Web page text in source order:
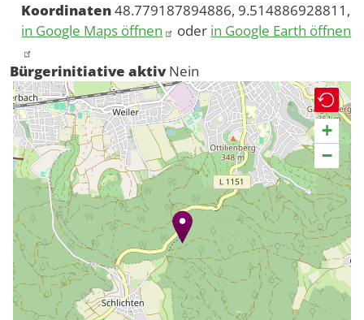
Koordinaten48.779187894886, 9.514886928811,
in Google Maps öffnen
oder in Google Earth öffnen
Bürgerinitiative aktiv Nein
+
−